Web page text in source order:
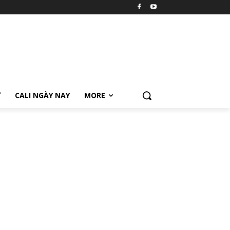
CALI NGÀY NAY MORE